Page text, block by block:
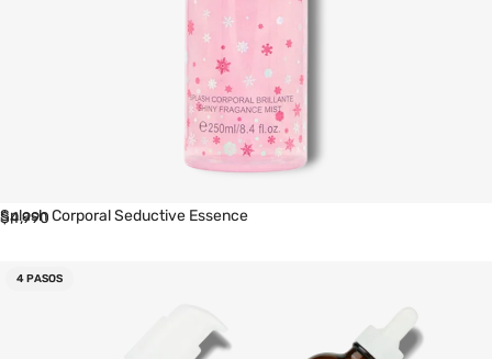
Splash Corporal Seductive Essence
$4,990
4 PASOS